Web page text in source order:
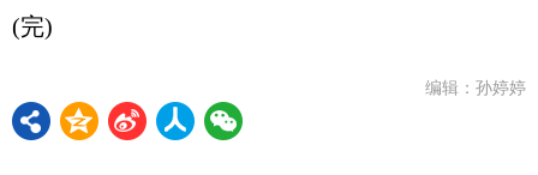
(完)
编辑：孙婷婷